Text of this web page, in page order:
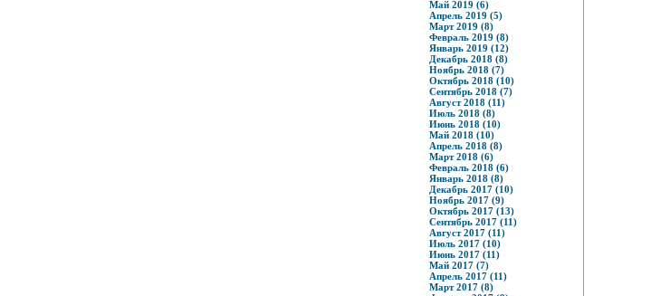
Май 2019 (6)
Апрель 2019 (5)
Март 2019 (8)
Февраль 2019 (8)
Январь 2019 (12)
Декабрь 2018 (8)
Ноябрь 2018 (7)
Октябрь 2018 (10)
Сентябрь 2018 (7)
Август 2018 (11)
Июль 2018 (8)
Июнь 2018 (10)
Май 2018 (10)
Апрель 2018 (8)
Март 2018 (6)
Февраль 2018 (6)
Январь 2018 (8)
Декабрь 2017 (10)
Ноябрь 2017 (9)
Октябрь 2017 (13)
Сентябрь 2017 (11)
Август 2017 (11)
Июль 2017 (10)
Июнь 2017 (11)
Май 2017 (7)
Апрель 2017 (11)
Март 2017 (8)